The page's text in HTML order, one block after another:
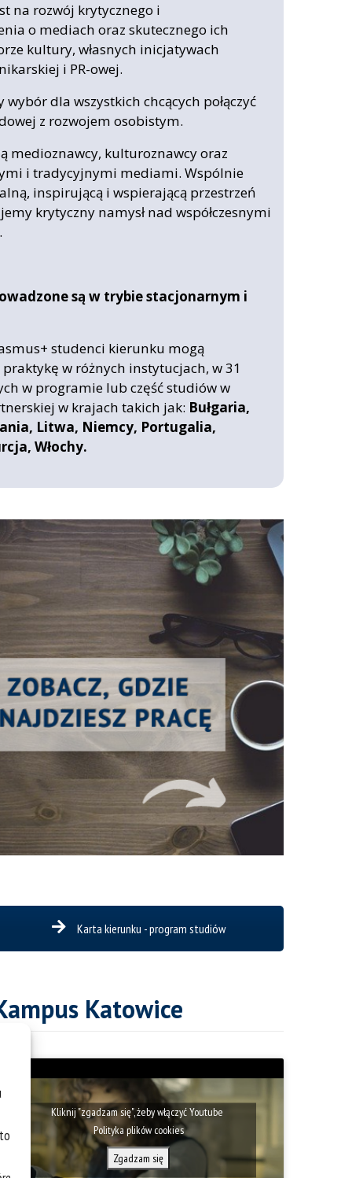
na rozwój krytycznego i
o mediach oraz skutecznego ich
kultury, własnych inicjatywach
i PR-owej.
dla wszystkich chcących połączyć
z rozwojem osobistym.
medioznawcy, kulturoznawcy oraz
i tradycyjnymi mediami. Wspólnie
inspirującą i wspierającą przestrzeń
krytyczny namysł nad współczesnymi
są w trybie stacjonarnym i
studenci kierunku mogą
w różnych instytucjach, w 31
w programie lub część studiów w
w krajach takich jak: Bułgaria,
Litwa, Niemcy, Portugalia,
Włochy.
Pracodawcami absolwentów mogą być:
agencje interaktywne i reklamowe,
media elektroniczne,
agencje artystyczne,
organizacje pozarządowe,
działy współpracy z mediami,
agencje PR i marketingu,
instytucje kultury,
firmy i instytucje zajmujące się organizacją
imprez masowych,
działy social media w firmach oraz działy kultury
administracji publicznej.
Absolwenci mogą także podjąć własną aktywność w
zakresie doradztwa medialnego i animacji kulturowej.
Karta kierunku - program studiów
Katowice
Kliknij "zgadzam się", żeby włączyć Youtube
Polityka plików cookies
Zgadzam się